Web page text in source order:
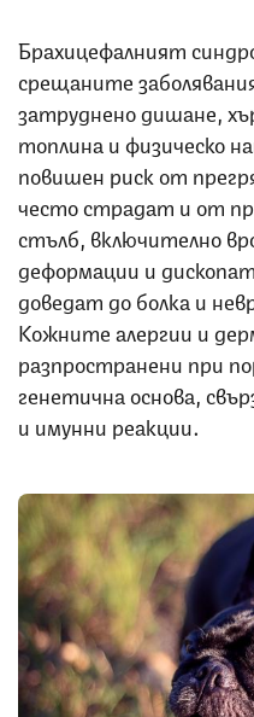
Брахицефалният
срещаните
затруднено дишане,
топлина и физическо
повишен риск от
често страдат и от
стълб, включително
деформации и
доведат до болка и
Кожните алергии и
разпространени при
генетична основа,
и имунни реакции.